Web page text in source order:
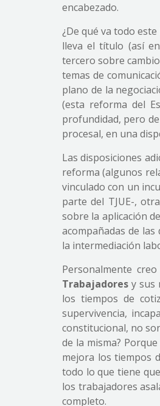
encabezado.
¿De qué va todo
lleva el título (así
tercero sobre
temas de
plano de la
(esta reforma del
profundidad, pero
procesal, en una
Las disposiciones
reforma (algunos
vinculado con un
parte del TJUE-,
sobre la aplicación
acompañadas de
la intermediación
Personalmente
Trabajadores y sus
los tiempos de
supervivencia,
constitucional, no
de la misma?
mejora los tiempos
todo lo que tiene
los trabajadores
completo.